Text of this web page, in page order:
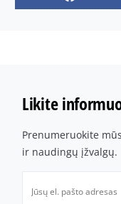
Likite
Prenumeruokite
ir naudingų įžvalgų.